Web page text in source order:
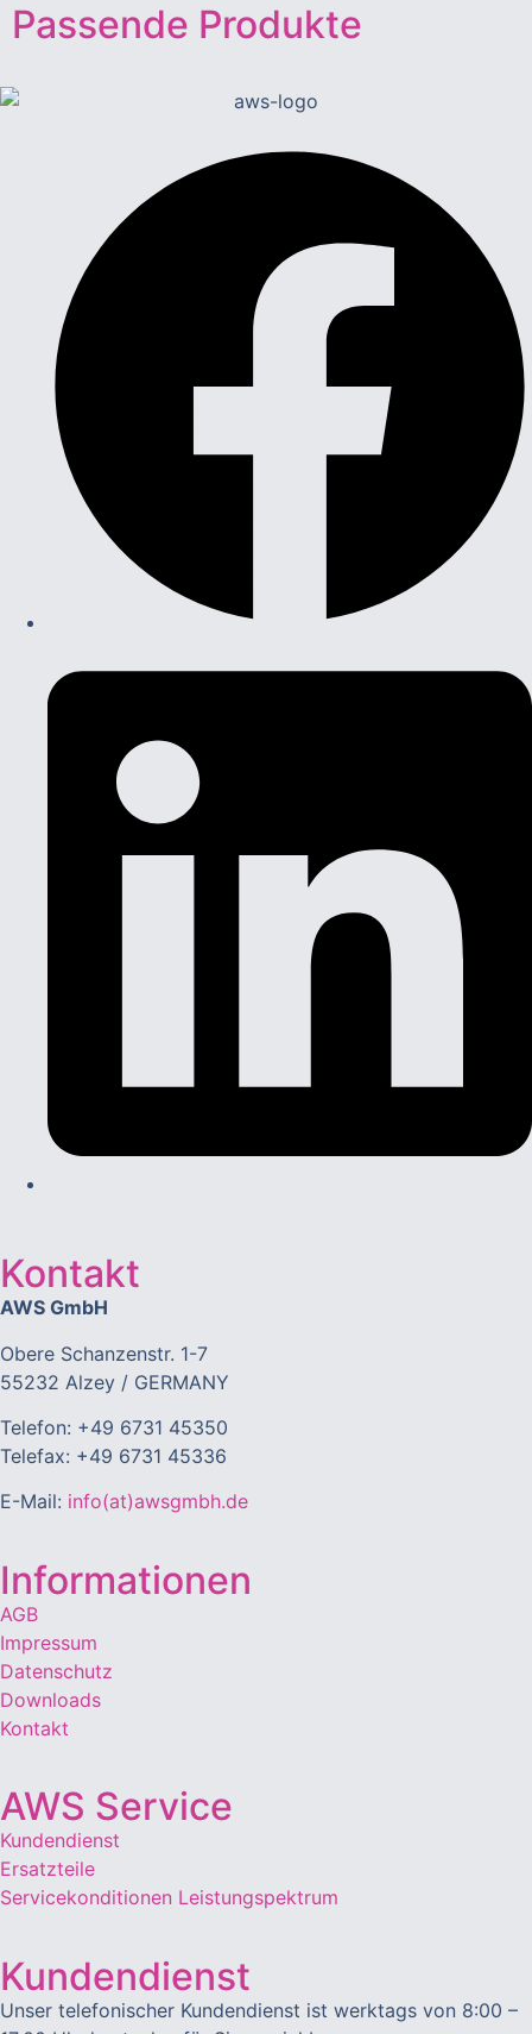
Passende Produkte
Kontakt
AWS GmbH
Obere Schanzenstr. 1-7
55232 Alzey / GERMANY
Telefon: +49 6731 45350
Telefax: +49 6731 45336
E-Mail: info(at)awsgmbh.de
Informationen
AGB
Impressum
Datenschutz
Downloads
Kontakt
AWS Service
Kundendienst
Ersatzteile
Servicekonditionen Leistungspektrum
Kundendienst
Unser telefonischer Kundendienst ist werktags von 8:00 –